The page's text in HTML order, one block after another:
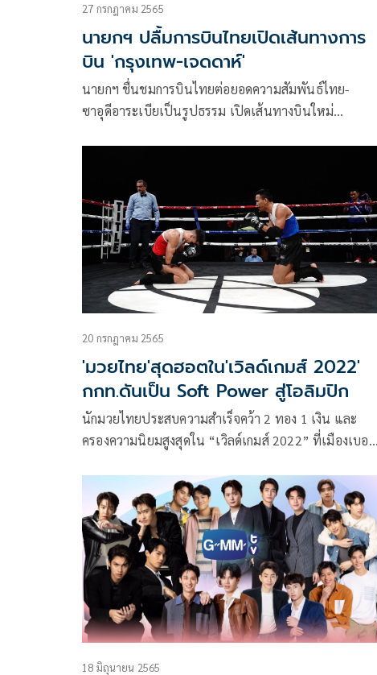
27 กรกฎาคม 2565
นายกฯ ปลื้มการบินไทยเปิดเส้นทางการ
บิน 'กรุงเทพ-เจดดาห์'
นายกฯ ชื่นชมการบินไทยต่อยอดความสัมพันธ์ไทย-
ซาอุดีอาระเบียเป็นรูปธรรม เปิดเส้นทางบินใหม่
20 กรกฎาคม 2565
'มวยไทย'สุดฮอตใน'เวิลด์เกมส์ 2022'
กกท.ดันเป็น Soft Power สู่โอลิมปิก
นักมวยไทยประสบความสำเร็จคว้า 2 ทอง 1 เงิน และ
ครองความนิยมสูงสุดใน “เวิลด์เกมส์ 2022” ที่เมืองเบอร์
กีฬาแห่งประเทศไทย (กกท.) เผย กกท.รับนโยบายจาก
รัฐบาล ขับเคลื่อนมวยไทยเป็น Soft Power และมุ่งสู่
โอลิมปิกเกมส์
18 มิถุนายน 2565